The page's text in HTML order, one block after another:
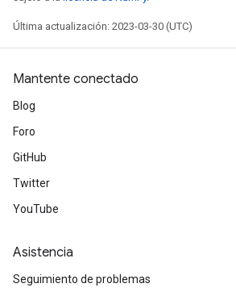
Última actualización: 2023-03-30 (UTC)
Mantente conectado
Blog
Foro
GitHub
Twitter
YouTube
Asistencia
Seguimiento de problemas